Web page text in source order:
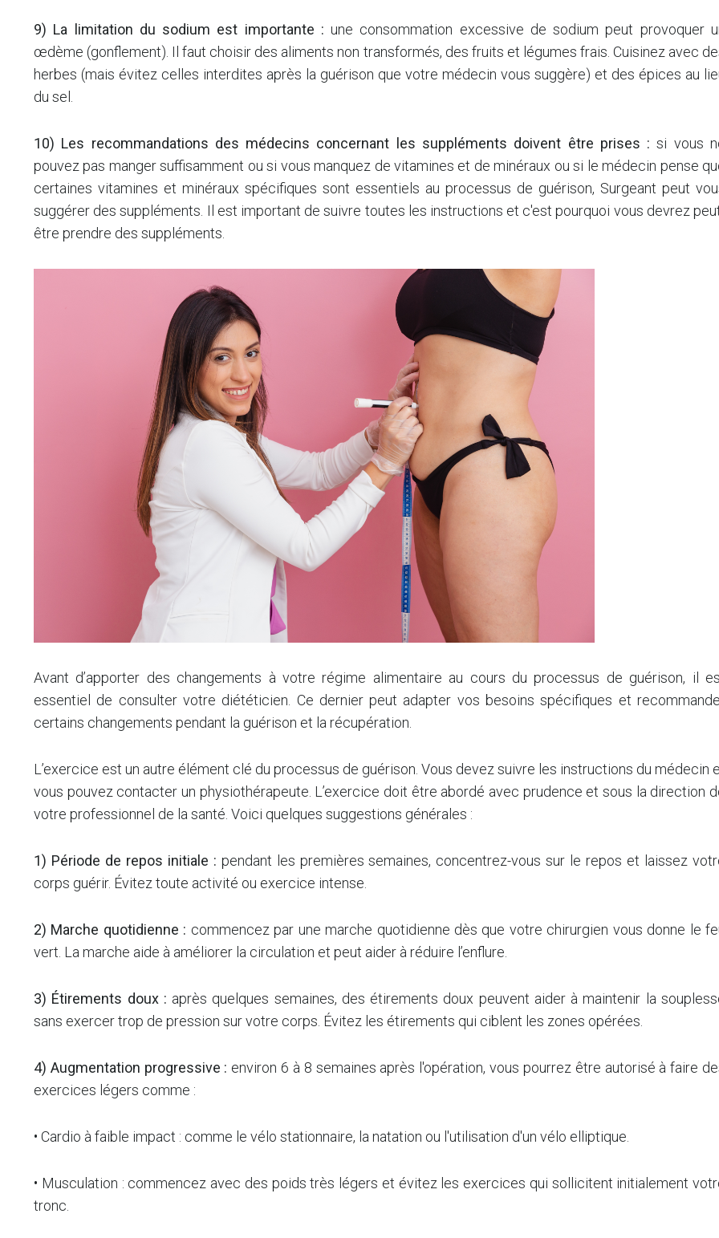
9) La limitation du sodium est importante : une consommation excessive de sodium peut provoquer
œdème (gonflement). Il faut choisir des aliments non transformés, des fruits et légumes frais. Cuisinez avec
herbes (mais évitez celles interdites après la guérison que votre médecin vous suggère) et des épices au
du sel.
10) Les recommandations des médecins concernant les suppléments doivent être prises :si vous
pouvez pas manger suffisamment ou si vous manquez de vitamines et de minéraux ou si le médecin pense
certaines vitamines et minéraux spécifiques sont essentiels au processus de guérison, Surgeant peut
suggérer des suppléments. Il est important de suivre toutes les instructions et c'est pourquoi vous devrez
être prendre des suppléments.
Avant d’apporter des changements à votre régime alimentaire au cours du processus de guérison, il
essentiel de consulter votre diététicien. Ce dernier peut adapter vos besoins spécifiques et
certains changements pendant la guérison et la récupération.
L’exercice est un autre élément clé du processus de guérison. Vous devez suivre les instructions du médecin
vous pouvez contacter un physiothérapeute. L’exercice doit être abordé avec prudence et sous la direction
votre professionnel de la santé. Voici quelques suggestions générales :
1) Période de repos initiale : pendant les premières semaines, concentrez-vous sur le repos et laissez
corps guérir. Évitez toute activité ou exercice intense.
2) Marche quotidienne : commencez par une marche quotidienne dès que votre chirurgien vous donne le
vert. La marche aide à améliorer la circulation et peut aider à réduire l’enflure.
3) Étirements doux : après quelques semaines, des étirements doux peuvent aider à maintenir la
sans exercer trop de pression sur votre corps. Évitez les étirements qui ciblent les zones opérées.
4) Augmentation progressive : environ 6 à 8 semaines après l'opération, vous pourrez être autorisé à faire
exercices légers comme :
• Cardio à faible impact : comme le vélo stationnaire, la natation ou l'utilisation d'un vélo elliptique.
• Musculation : commencez avec des poids très légers et évitez les exercices qui sollicitent initialement
tronc.